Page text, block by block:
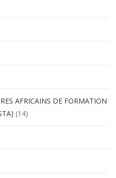
AFRICAINS DE FORMATION
(14)